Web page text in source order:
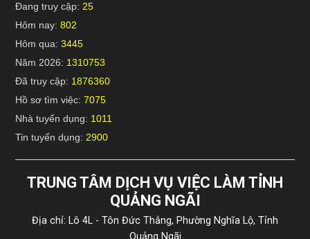
Đang truy cập: 25
Hôm nay: 802
Hôm qua: 3445
Năm 2026: 1310753
Đã truy cập: 1876360
Hồ sơ tìm việc: 7075
Nhà tuyển dụng: 1011
Tin tuyển dụng: 2900
TRUNG TÂM DỊCH VỤ VIỆC LÀM TỈNH
QUẢNG NGÃI
Địa chỉ: Lô 4L - Tôn Đức Thắng, Phường Nghĩa Lộ, Tỉnh
Quảng Ngãi